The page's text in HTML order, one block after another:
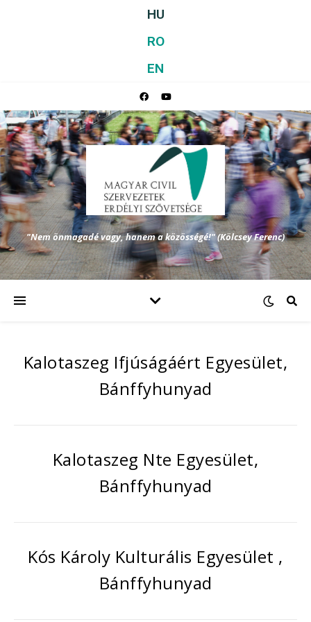
HU
RO
EN
"Nem önmagadé vagy, hanem a közösségé!" (Kölcsey Ferenc)
Kalotaszeg Ifjúságáért Egyesület,
Bánffyhunyad
Kalotaszeg Nte Egyesület,
Bánffyhunyad
Kós Károly Kulturális Egyesület ,
Bánffyhunyad